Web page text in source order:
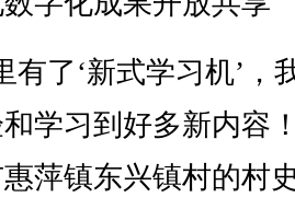
了‘新式学习机’，
学习到好多新内容
萍镇东兴镇村的村